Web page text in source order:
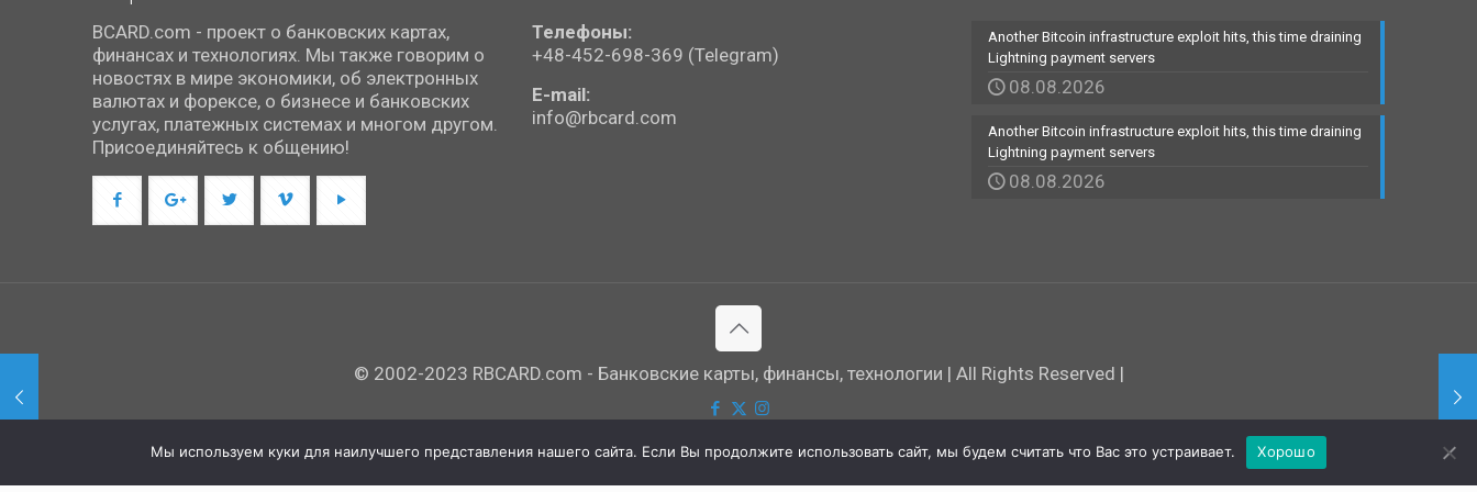
BCARD.com - проект о банковских картах,
финансах и технологиях. Мы также говорим о
новостях в мире экономики, об электронных
валютах и форексе, о бизнесе и банковских
услугах, платежных системах и многом другом.
Присоединяйтесь к общению!
Телефоны:
+48-452-698-369 (Telegram)
E-mail:
info@rbcard.com
Another Bitcoin infrastructure exploit hits, this time draining
Lightning payment servers
08.08.2026
Another Bitcoin infrastructure exploit hits, this time draining
Lightning payment servers
08.08.2026
© 2002-2023 RBCARD.com - Банковские карты, финансы, технологии | All Rights Reserved |
Мы используем куки для наилучшего представления нашего сайта. Если Вы продолжите использовать сайт, мы будем считать что Вас это устраивает. Хорошо